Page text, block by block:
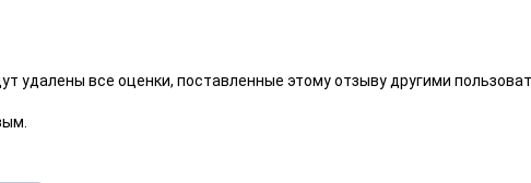
удалены все оценки, поставленные этому отзыву другими